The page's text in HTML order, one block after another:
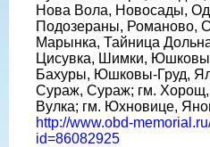
Нова Вола, Новосады,
Подозераны, Романово,
Марынка, Тайница
Цисувка, Шимки,
Бахуры, Юшковы-Груд,
Сураж, Сураж; гм.
Вулка; гм. Юхновице,
http://www.obd-
id=86082925